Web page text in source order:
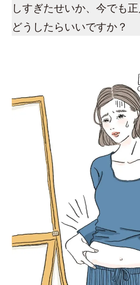
しすぎたせいか、今でも
どうしたらいいですか？